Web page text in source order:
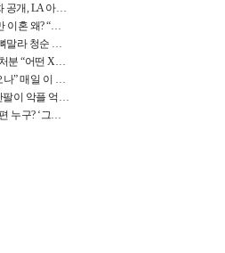
백윤식 손녀+정시아 딸 첫 유화 공개, LA 아트쇼→서울국제조각페스타 작가다운 수준급 실력
유혜리, 배우 이근희과 1년 반만 이혼 왜? “식칼 꽂고 의자 던져” 충격 폭로(특종)[어제TV]
임지연, 그림 같은 발리 배경? 뼈말라 청순 비키니 핏에 상대 안 되네
김성수, ♥박소윤 집 이불 폐기 처분 “어떤 X이랑 썼을지 몰라” 질투(신랑수업2)[어제TV]
44kg 송가인 “비가 오나 눈이 오나” 매일 이 운동, 허벅지 근육량 상승+체지방 감소
“연예인 걱정 NO” 김승현, 가난팔이 악플 억울할만‥아내+딸과 日 여행
재혼 강성연 ♥2살 연하 의사남편 누구? ‘그알’ 자문의에 훈남 비주얼 초엘리트 스펙 [종합]